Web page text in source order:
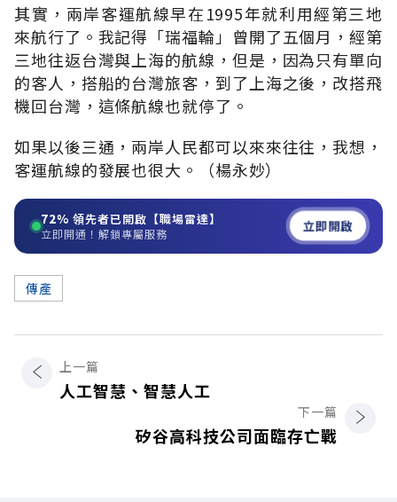
其實，兩岸客運航線早在1995年就利用經第三地
來航行了。我記得「瑞福輪」曾開了五個月，經第
三地往返台灣與上海的航線，但是，因為只有單向
的客人，搭船的台灣旅客，到了上海之後，改搭飛
機回台灣，這條航線也就停了。
如果以後三通，兩岸人民都可以來來往往，我想，
客運航線的發展也很大。（楊永妙）
72% 領先者已開啟【職場雷達】
立即開通！解鎖專屬服務 立即開啟
傳產
上一篇
人工智慧、智慧人工
下一篇
矽谷高科技公司面臨存亡戰